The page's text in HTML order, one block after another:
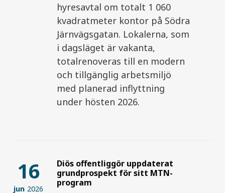
hyresavtal om totalt 1 060
kvadratmeter kontor på Södra
Järnvägsgatan. Lokalerna, som
i dagsläget är vakanta,
totalrenoveras till en modern
och tillgänglig arbetsmiljö
med planerad inflyttning
under hösten 2026.
16
jun 2026
Diös offentliggör uppdaterat
grundprospekt för sitt MTN-
program